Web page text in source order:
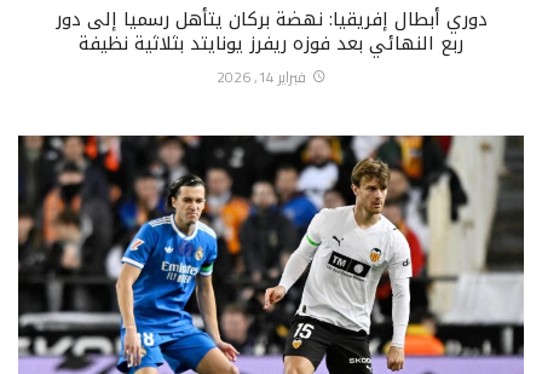
دوري أبطال إفريقيا: نهضة بركان يتأهل رسميا إلى دور
ربع النهائي بعد فوزه ريفرز يونايتد بثلاثية نظيفة
فبراير 14, 2026